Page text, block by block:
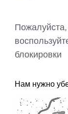
блокировки
Нам нужно